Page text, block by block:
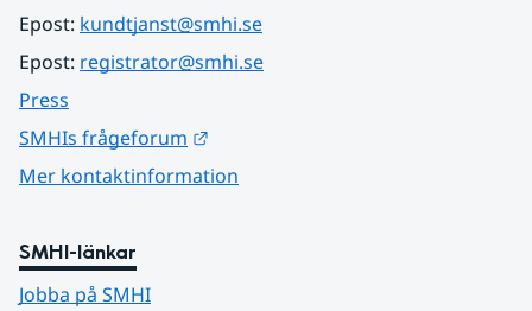
Epost: kundtjanst@smhi.se
Epost: registrator@smhi.se
Press
SMHIs frågeforum
Mer kontaktinformation
SMHI-länkar
Jobba på SMHI